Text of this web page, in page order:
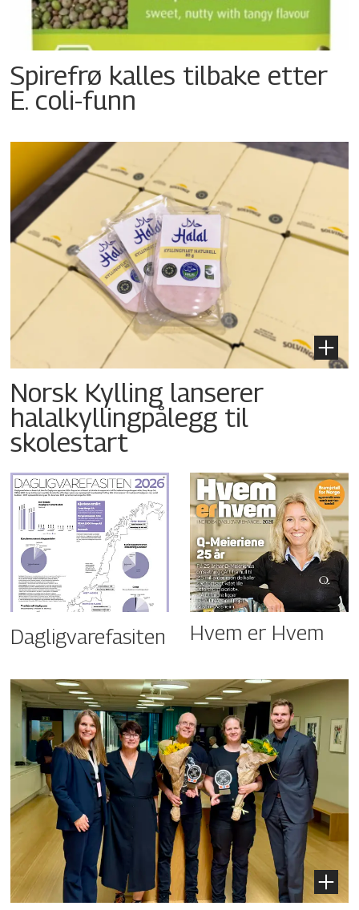
Spirefrø kalles tilbake etter
E. coli-funn
Norsk Kylling lanserer
halalkyllingpålegg til
skolestart
Dagligvarefasiten Hvem er Hvem